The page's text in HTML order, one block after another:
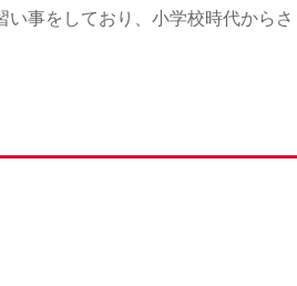
事をしており、小学校時代から